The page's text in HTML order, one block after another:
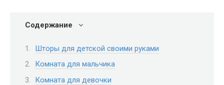
Содержание
Шторы для детской своими руками
Комната для мальчика
Комната для девочки